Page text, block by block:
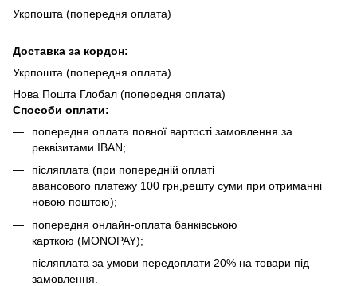
Укрпошта (попередня оплата)
Доставка за кордон:
Укрпошта (попередня оплата)
Нова Пошта Глобал (попередня оплата)
Способи оплати:
попередня оплата повної вартості замовлення за
реквізитами IBAN;
післяплата (при попередній оплаті
авансового платежу 100 грн,решту суми при отриманні
новою поштою);
попередня онлайн-оплата банківською
карткою (MONOPAY);
післяплата за умови передоплати 20% на товари під
замовлення.